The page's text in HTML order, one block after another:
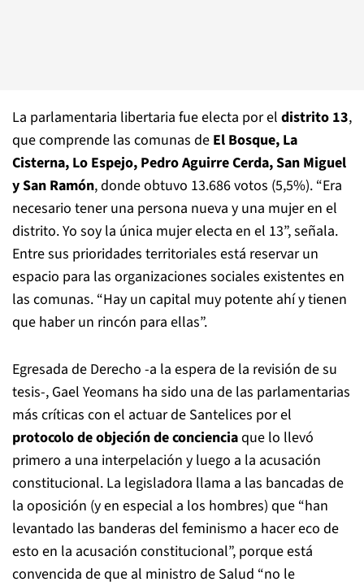
La parlamentaria libertaria fue electa por el distrito 13,
que comprende las comunas de El Bosque, La
Cisterna, Lo Espejo, Pedro Aguirre Cerda, San Miguel
y San Ramón, donde obtuvo 13.686 votos (5,5%). “Era
necesario tener una persona nueva y una mujer en el
distrito. Yo soy la única mujer electa en el 13”, señala.
Entre sus prioridades territoriales está reservar un
espacio para las organizaciones sociales existentes en
las comunas. “Hay un capital muy potente ahí y tienen
que haber un rincón para ellas”.
Egresada de Derecho -a la espera de la revisión de su
tesis-, Gael Yeomans ha sido una de las parlamentarias
más críticas con el actuar de Santelices por el
protocolo de objeción de concienciaque lo llevó
primero a una interpelación y luego a la acusación
constitucional. La legisladora llama a las bancadas de
la oposición (y en especial a los hombres) que “han
levantado las banderas del feminismo a hacer eco de
esto en la acusación constitucional”, porque está
convencida de que al ministro de Salud “no le